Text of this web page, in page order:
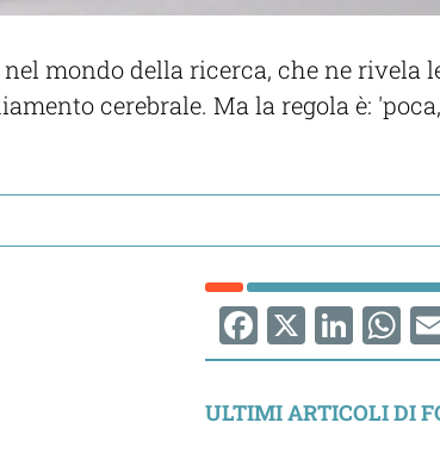
mondo della ricerca, che ne rivela
cerebrale. Ma la regola è:
Facebook
X
ULTIMI ARTICOLI DI